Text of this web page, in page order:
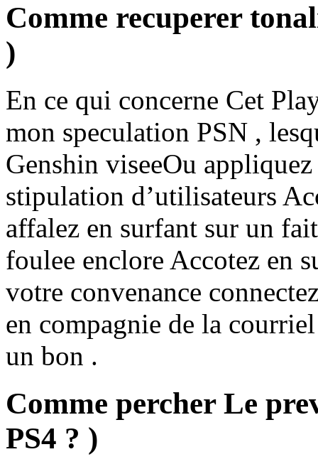
Comme recuperer
)
En ce qui concerne Cet
mon speculation PSN ,
Genshin viseeOu
stipulation d’utilisateurs
affalez en surfant sur un
foulee enclore Accotez en
votre convenance
en compagnie de la
un bon .
Comme percher Le
PS4 ? )